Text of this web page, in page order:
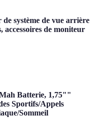
système de vue arrière
accessoires de moniteur
Batterie, 1,75""
Sportifs/Appels
Sommeil